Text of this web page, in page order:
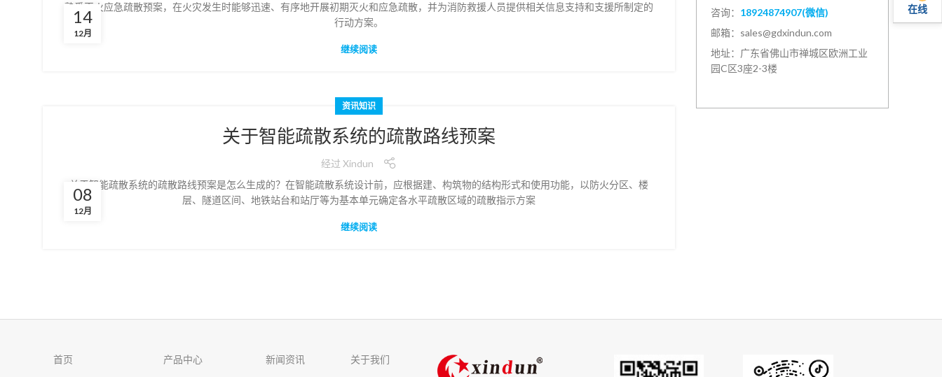
14
12月
熟悉灭火应急疏散预案，在火灾发生时能够迅速、有序地开展初期灭火和应急疏散，并为消防救援人员提供相关信息支持和支援所制定的
行动方案。
继续阅读
08
12月
资讯知识
关于智能疏散系统的疏散路线预案
经过 Xindun
关于智能疏散系统的疏散路线预案是怎么生成的？在智能疏散系统设计前，应根据建、构筑物的结构形式和使用功能，以防火分区、楼
层、隧道区间、地铁站台和站厅等为基本单元确定各水平疏散区域的疏散指示方案
继续阅读
咨询： 18924874907(微信)
邮箱：sales@gdxindun.com
地址：广东省佛山市禅城区欧洲工业
园C区3座2-3楼
在线
首页 产品中心 新闻资讯 关于我们